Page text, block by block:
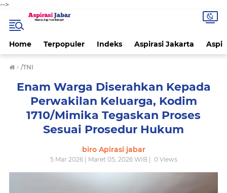
-->
Home Terpopuler Indeks Aspirasi Jakarta
› /TNI
Enam Warga Diserahkan Kepada
Perwakilan Keluarga, Kodim
1710/Mimika Tegaskan Proses
Sesuai Prosedur Hukum
biro Apirasi jabar
5 Mar 2026 | Maret 05, 2026 WIB | 0Views